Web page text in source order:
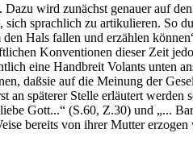
wird zunächst genauer auf
sprachlich zu artikulieren.
Hals fallen und erzählen
Konventionen dieser Zeit
eine Handbreit Volants unten
daßsie auf die Meinung der
an späterer Stelle erläutert
Gott...“ (S.60, Z.30) und „...
bereits von ihrer Mutter